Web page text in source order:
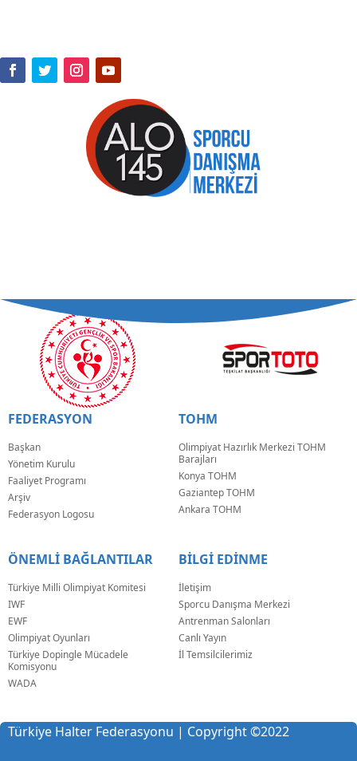
FEDERASYON
Başkan
Yönetim Kurulu
Faaliyet Programı
Arşiv
Federasyon Logosu
TOHM
Olimpiyat Hazırlık Merkezi TOHM
Barajları
Konya TOHM
Gaziantep TOHM
Ankara TOHM
ÖNEMLİ BAĞLANTILAR
Türkiye Milli Olimpiyat Komitesi
IWF
EWF
Olimpiyat Oyunları
Türkiye Dopingle Mücadele
Komisyonu
WADA
BİLGİ EDİNME
İletişim
Sporcu Danışma Merkezi
Antrenman Salonları
Canlı Yayın
İl Temsilcilerimiz
Türkiye Halter Federasyonu | Copyright©2022